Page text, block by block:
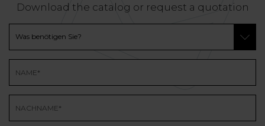
Download the catalog or request a quotation